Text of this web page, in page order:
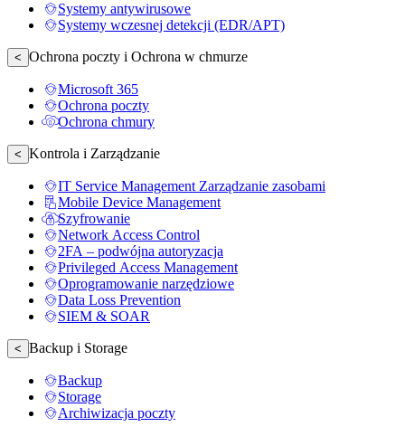
Systemy antywirusowe
Systemy wczesnej detekcji (EDR/APT)
< Ochrona poczty i Ochrona w chmurze
Microsoft 365
Ochrona poczty
Ochrona chmury
< Kontrola i Zarządzanie
IT Service Management Zarządzanie zasobami
Mobile Device Management
Szyfrowanie
Network Access Control
2FA – podwójna autoryzacja
Privileged Access Management
Oprogramowanie narzędziowe
Data Loss Prevention
SIEM & SOAR
< Backup i Storage
Backup
Storage
Archiwizacja poczty